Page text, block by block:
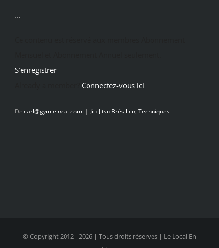
…
S’enregistrer
Connectez-vous ici
De carl@gymlelocal.com | Jiu-Jitsu Brésilien, Techniques
© Copyright 2012 -2026 | Tous droits réservés | Le Local En